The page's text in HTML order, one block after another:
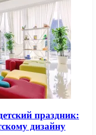
праздник:
дизайну